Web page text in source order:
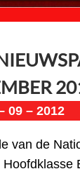
09 – 2012
van de